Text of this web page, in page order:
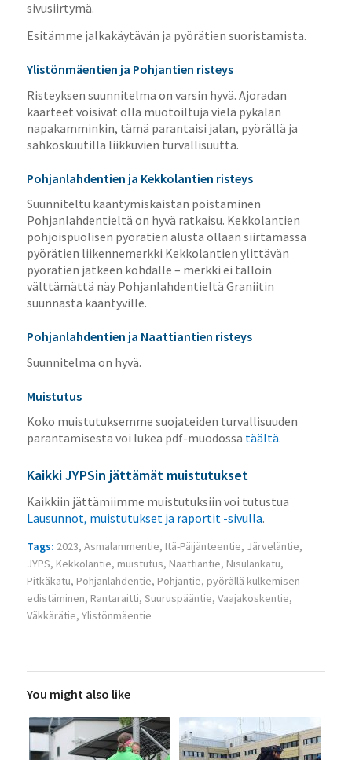
sivusiirtymä.
Esitämme jalkakäytävän ja pyörätien suoristamista.
Ylistönmäentien ja Pohjantien risteys
Risteyksen suunnitelma on varsin hyvä. Ajoradan
kaarteet voisivat olla muotoiltuja vielä pykälän
napakamminkin, tämä parantaisi jalan, pyörällä ja
sähköskuutilla liikkuvien turvallisuutta.
Pohjanlahdentien ja Kekkolantien risteys
Suunniteltu kääntymiskaistan poistaminen
Pohjanlahdentieltä on hyvä ratkaisu. Kekkolantien
pohjoispuolisen pyörätien alusta ollaan siirtämässä
pyörätien liikennemerkki Kekkolantien ylittävän
pyörätien jatkeen kohdalle – merkki ei tällöin
välttämättä näy Pohjanlahdentieltä Graniitin
suunnasta kääntyville.
Pohjanlahdentien ja Naattiantien risteys
Suunnitelma on hyvä.
Muistutus
Koko muistutuksemme suojateiden turvallisuuden
parantamisesta voi lukea pdf-muodossa täältä.
Kaikki JYPSin jättämät muistutukset
Kaikkiin jättämiimme muistutuksiin voi tutustua
Lausunnot, muistutukset ja raportit -sivulla.
Tags: 2023, Asmalammentie, Itä-Päijänteentie, Järveläntie,
JYPS, Kekkolantie, muistutus, Naattiantie, Nisulankatu,
Pitkäkatu, Pohjanlahdentie, Pohjantie, pyörällä kulkemisen
edistäminen, Rantaraitti, Suuruspääntie, Vaajakoskentie,
Väkkärätie, Ylistönmäentie
You might also like